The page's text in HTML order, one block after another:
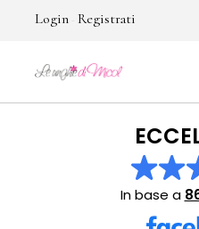
Login Registrati
No products in
In base a